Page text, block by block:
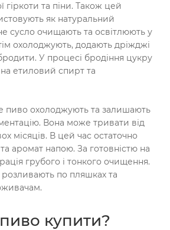
гіркоти та піни. Також цей
як натуральний
сусло очищають та освітлюють у
охолоджують, додають дріжджі
У процесі бродіння цукру
етиловий спирт та
охолоджують та залишають
Вона може тривати від
місяців. В цей час остаточно
аромат напою. За готовністю на
грубого і тонкого очищення.
по пляшках та
купити?